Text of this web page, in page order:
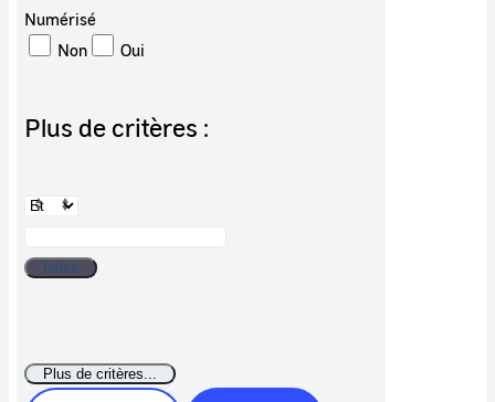
Numérisé
Non
Oui
Plus de critères :